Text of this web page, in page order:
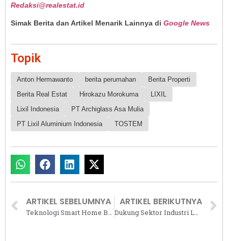
Redaksi@realestat.id
Simak Berita dan Artikel Menarik Lainnya di Google News
Topik
Anton Hermawanto berita perumahan
Berita Properti
Berita Real Estat
Hirokazu Morokuma
LIXIL
Lixil Indonesia
PT Archiglass Asa Mulia
PT Lixil Aluminium Indonesia
TOSTEM
ARTIKEL SEBELUMNYA
Teknologi Smart Home Bosch Bantu Keluarga Modern Kelola Pekerjaan Rumah Lebih Efisien
ARTIKEL BERIKUTNYA
Dukung Sektor Industri Lokal, Rittal Bangun Modification Center Pertama di Indonesia